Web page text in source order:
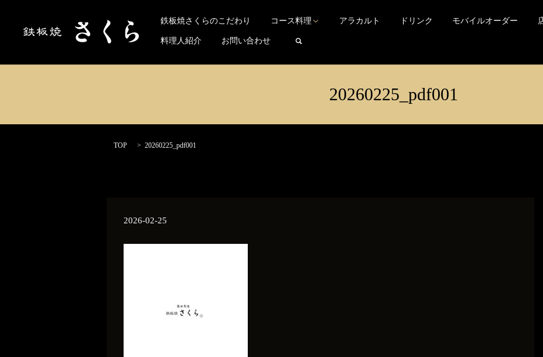
▼ 東京都新宿区西早稲田3-29-7 TEL 03-3200-2266
鉄板焼さくらのこだわり コース料理 アラカルト ドリンク モバイルオーダー
料理人紹介 お問い合わせ
20260225_pdf001
TOP 20260225_pdf001
2026-02-25